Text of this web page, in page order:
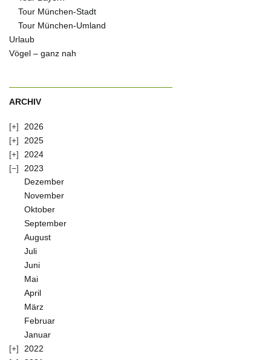
Tour München-Stadt
Tour München-Umland
Urlaub
Vögel – ganz nah
ARCHIV
2026
2025
2024
2023
Dezember
November
Oktober
September
August
Juli
Juni
Mai
April
März
Februar
Januar
2022